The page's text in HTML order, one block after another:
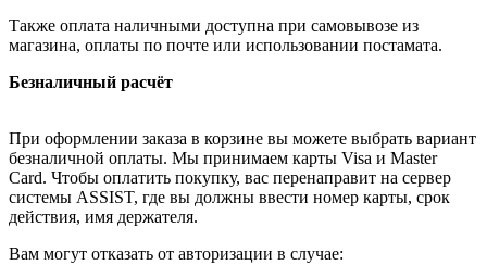
Также оплата наличными доступна при самовывозе из
магазина, оплаты по почте или использовании постамата.
Безналичный расчёт
При оформлении заказа в корзине вы можете выбрать вариант
безналичной оплаты. Мы принимаем карты Visa и Master
Card. Чтобы оплатить покупку, вас перенаправит на сервер
системы ASSIST, где вы должны ввести номер карты, срок
действия, имя держателя.
Вам могут отказать от авторизации в случае: